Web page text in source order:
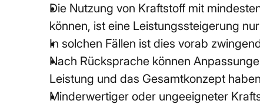
Die Nutzung von Kraftstoff mit
können, ist eine Leistungssteigerung
In solchen Fällen ist dies vorab
Nach Rücksprache können
Leistung und das Gesamtkonzept
Minderwertiger oder ungeeigneter